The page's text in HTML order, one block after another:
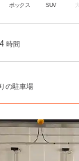
ボックス SUV
時間
の駐車場